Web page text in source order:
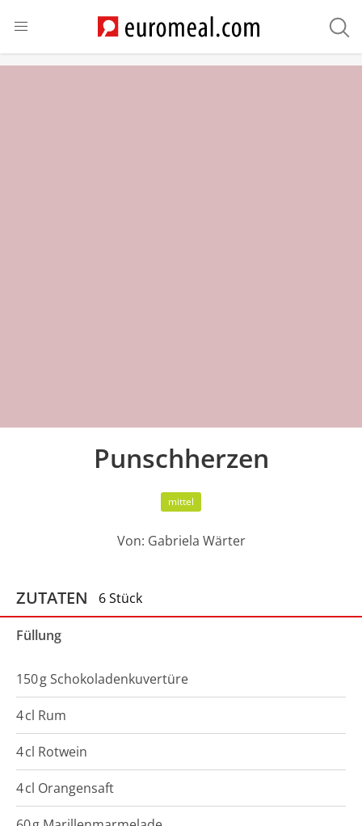
Punschherzen
mittel
Von: Gabriela Wärter
ZUTATEN 6 Stück
Füllung
150gSchokoladenkuvertüre
4cl Rum
4cl Rotwein
4cl Orangensaft